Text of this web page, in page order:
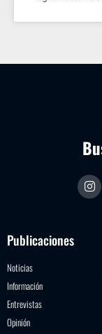
Publicaciones
Noticias
Información
Entrevistas
Opinión